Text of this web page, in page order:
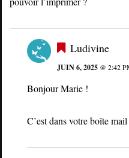
Ludivine
JUIN 6, 2025 @ 2:42
Bonjour Marie !
C’est dans votre boîte